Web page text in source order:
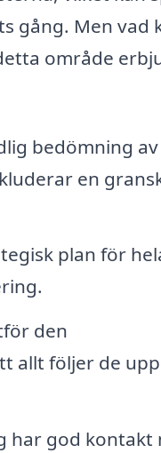
gång. Men vad
område
bedömning av
en
plan för
den
allt följer de
har god kontakt